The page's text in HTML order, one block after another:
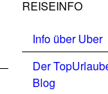
REISEINFO
Info über Uber
Der
Blog